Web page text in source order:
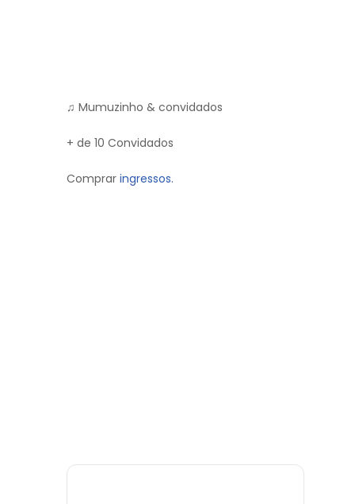
♫ Mumuzinho & convidados
+ de 10 Convidados
Comprar ingressos.